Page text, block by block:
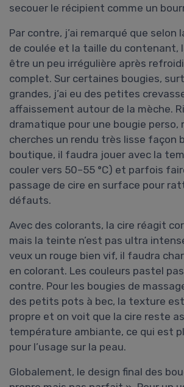
secouer le récipient comme un
Par contre, j’ai remarqué que selon
de coulée et la taille du contenant,
être un peu irrégulière après
complet. Sur certaines bougies,
grandes, j’ai eu des petites
affaissement autour de la mèche.
dramatique pour une bougie perso,
cherches un rendu très lisse façon
boutique, il faudra jouer avec la
couler vers 50–55 °C) et parfois
passage de cire en surface pour
défauts.
Avec des colorants, la cire réagit
mais la teinte n’est pas ultra
veux un rouge bien vif, il faudra
en colorant. Les couleurs pastel
contre. Pour les bougies de
des petits pots à bec, la texture
propre et on voit que la cire reste
température ambiante, ce qui est
pour l’usage sur la peau.
Globalement, le design final des